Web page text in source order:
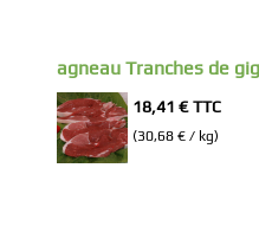
agneau Tranches de
18,41 € TTC
(30,68 € / kg)